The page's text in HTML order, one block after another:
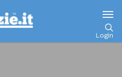
Login
version